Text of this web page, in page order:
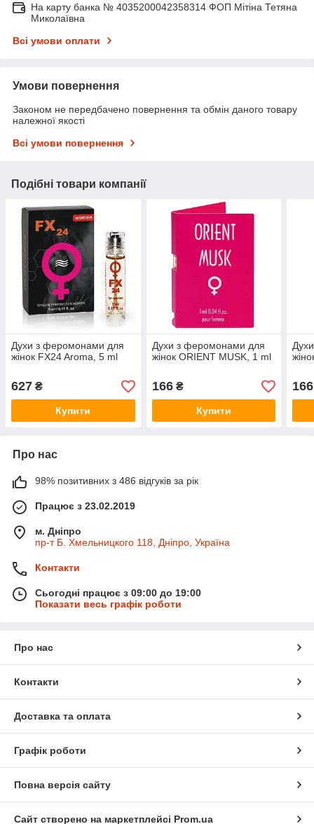
На карту банка № 4035200042358314 ФОП Мітіна Тетяна
Миколаївна
Всі умови оплати
Умови повернення
Законом не передбачено повернення та обмін даного товару
належної якості
Всі умови повернення
Подібні товари компанії
Духи з феромонами для
жінок FX24 Aroma, 5 ml
627 ₴
Купити
Духи з феромонами для
жінок ORIENT MUSK, 1 ml
166₴
Купити
166
Про нас
98% позитивних з 486 відгуків за рік
Працює з 23.02.2019
м. Дніпро
пр-т Б. Хмельницкого 118, Дніпро, Україна
Контакти
Сьогодні працює з 09:00 до 19:00
Показати весь графік роботи
Про нас
Контакти
Доставка та оплата
Графік роботи
Повна версія сайту
Сайт створено на маркетплейсі Prom.ua